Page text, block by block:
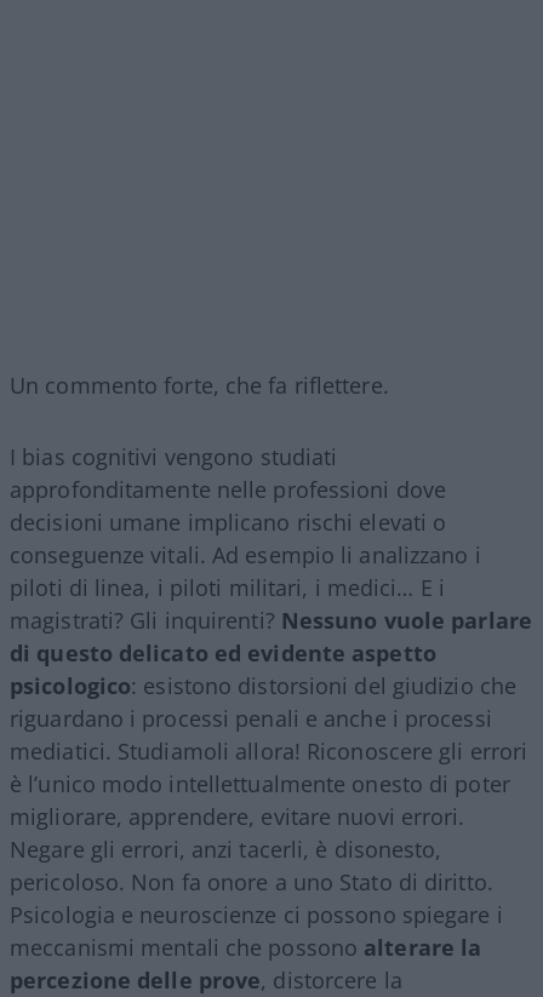
Un commento forte, che fa riflettere.
I bias cognitivi vengono studiati
approfonditamente nelle professioni dove
decisioni umane implicano rischi elevati o
conseguenze vitali. Ad esempio li analizzano i
piloti di linea, i piloti militari, i medici… E i
magistrati? Gli inquirenti? Nessuno vuole parlare
di questo delicato ed evidente aspetto
psicologico: esistono distorsioni del giudizio che
riguardano i processi penali e anche i processi
mediatici. Studiamoli allora! Riconoscere gli errori
è l’unico modo intellettualmente onesto di poter
migliorare, apprendere, evitare nuovi errori.
Negare gli errori, anzi tacerli, è disonesto,
pericoloso. Non fa onore a uno Stato di diritto.
Psicologia e neuroscienze ci possono spiegare i
meccanismi mentali che possono alterare la
percezione delle prove, distorcere la